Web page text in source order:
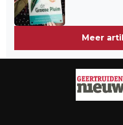
Meer